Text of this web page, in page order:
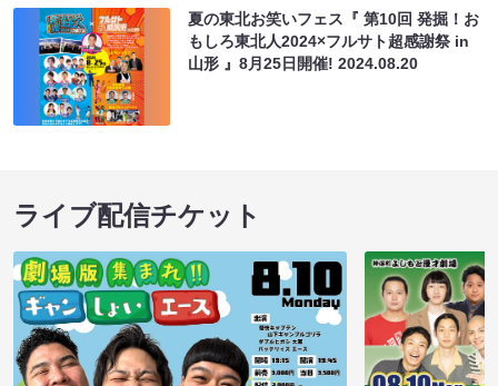
夏の東北お笑いフェス『 第10回 発掘！お
もしろ東北人2024×フルサト超感謝祭 in
山形 』8月25日開催!2024.08.20
ライブ配信チケット